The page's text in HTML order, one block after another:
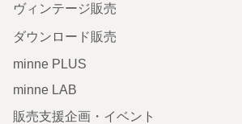
ヴィンテージ販売
ダウンロード販売
minne PLUS
minne LAB
販売支援企画・イベント